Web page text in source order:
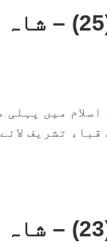
داستانِ حج 1440 ھ
میں پہلی
تشریف لائے
داستانِ حج 1440 ھ